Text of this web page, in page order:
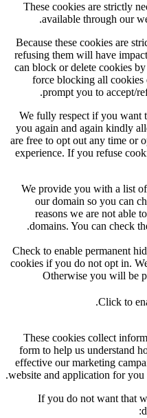
These cookies are
available through
Because these cookies
refusing them will have
can block or delete
force blocking all
prompt you to
We fully respect if you
you again and again
are free to opt out any
experience. If you
We provide you with a
our domain so you
reasons we are not
domains. You can
Check to enable
cookies if you do not opt
Otherwise you
Click
These cookies collect
form to help us
effective our marketing
website and application
If you do not want